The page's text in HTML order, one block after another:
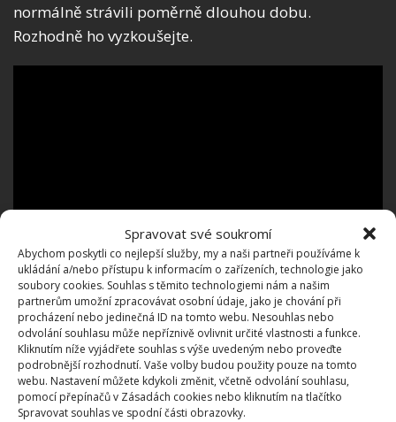
Spravovat své soukromí
Abychom poskytli co nejlepší služby, my a naši partneři používáme k
ukládání a/nebo přístupu k informacím o zařízeních, technologie jako
soubory cookies. Souhlas s těmito technologiemi nám a našim
partnerům umožní zpracovávat osobní údaje, jako je chování při
procházení nebo jedinečná ID na tomto webu. Nesouhlas nebo
odvolání souhlasu může nepříznivě ovlivnit určité vlastnosti a funkce.
Kliknutím níže vyjádřete souhlas s výše uvedeným nebo proveďte
podrobnější rozhodnutí. Vaše volby budou použity pouze na tomto
webu. Nastavení můžete kdykoli změnit, včetně odvolání souhlasu,
pomocí přepínačů v Zásadách cookies nebo kliknutím na tlačítko
Spravovat souhlas ve spodní části obrazovky.
normálně strávili poměrně dlouhou dobu.
Rozhodně ho vyzkoušejte.